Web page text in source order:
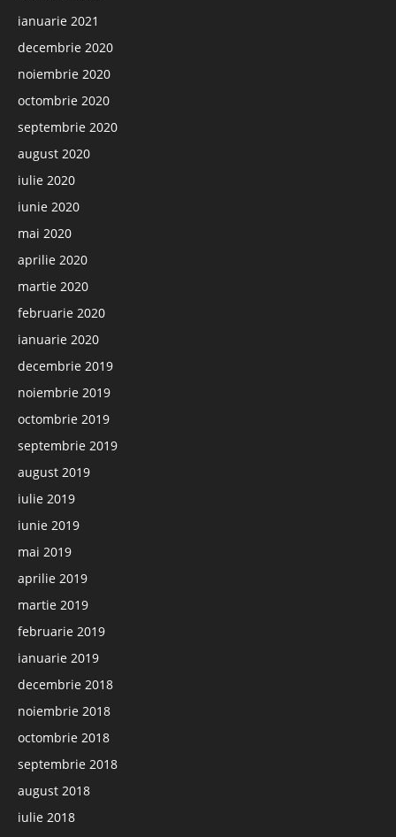
ianuarie 2021
decembrie 2020
noiembrie 2020
octombrie 2020
septembrie 2020
august 2020
iulie 2020
iunie 2020
mai 2020
aprilie 2020
martie 2020
februarie 2020
ianuarie 2020
decembrie 2019
noiembrie 2019
octombrie 2019
septembrie 2019
august 2019
iulie 2019
iunie 2019
mai 2019
aprilie 2019
martie 2019
februarie 2019
ianuarie 2019
decembrie 2018
noiembrie 2018
octombrie 2018
septembrie 2018
august 2018
iulie 2018